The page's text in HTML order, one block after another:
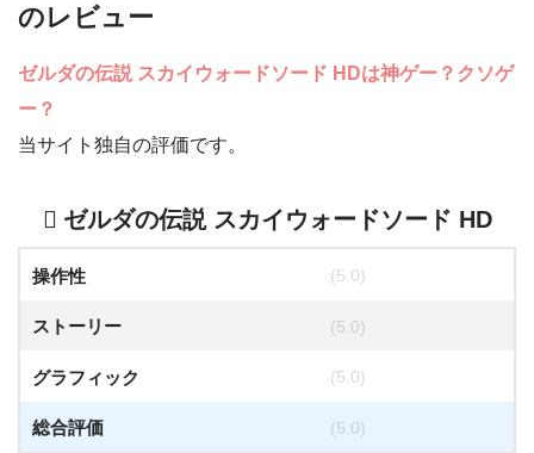
のレビュー
ゼルダの伝説 スカイウォードソード HDは神ゲー？クソゲ
ー？
当サイト独自の評価です。
ゼルダの伝説 スカイウォードソード HD
操作性 (5.0)
ストーリー (5.0)
グラフィック (5.0)
総合評価 (5.0)